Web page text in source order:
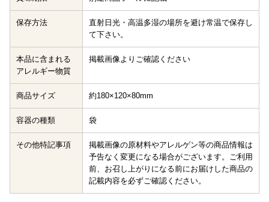
保存方法
直射日光・高温多湿の場所を避け常温で保存し
て下さい。
本品に含まれる
アレルギー物質
掲載画像よりご確認ください
商品サイズ 約180×120×80mm
容器の種類 袋
その他特記事項
掲載画像の原材料やアレルゲン等の商品情報は
予告なく変更になる場合がございます。ご利用
前、お召し上がりになる前にお届けした商品の
記載内容を必ずご確認ください。